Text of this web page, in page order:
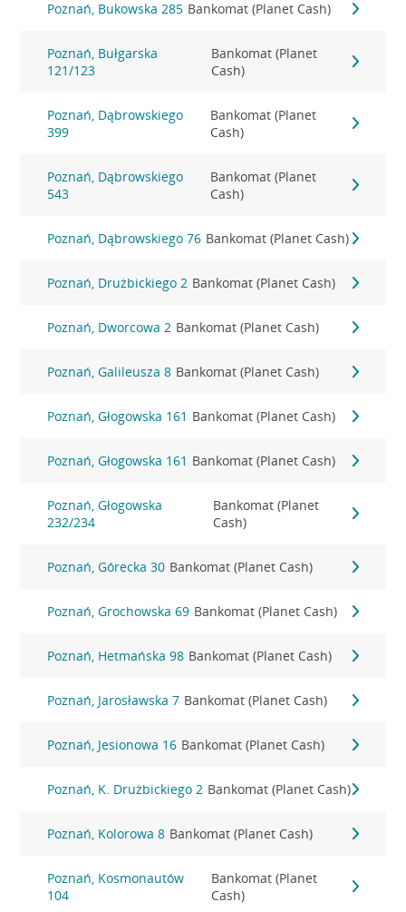
Poznań, Bukowska 285 Bankomat (Planet Cash)
Poznań, Bułgarska
121/123
Bankomat (Planet
Cash)
Poznań, Dąbrowskiego
399
Bankomat (Planet
Cash)
Poznań, Dąbrowskiego
543
Bankomat (Planet
Cash)
Poznań, Dąbrowskiego 76 Bankomat (Planet Cash)
Poznań, Drużbickiego 2 Bankomat (Planet Cash)
Poznań, Dworcowa 2 Bankomat (Planet Cash)
Poznań, Galileusza 8 Bankomat (Planet Cash)
Poznań, Głogowska 161 Bankomat (Planet Cash)
Poznań, Głogowska 161 Bankomat (Planet Cash)
Poznań, Głogowska
232/234
Bankomat (Planet
Cash)
Poznań, Górecka 30 Bankomat (Planet Cash)
Poznań, Grochowska 69 Bankomat (Planet Cash)
Poznań, Hetmańska 98 Bankomat (Planet Cash)
Poznań, Jarosławska 7 Bankomat (Planet Cash)
Poznań, Jesionowa 16 Bankomat (Planet Cash)
Poznań, K. Drużbickiego 2 Bankomat (Planet Cash)
Poznań, Kolorowa 8 Bankomat (Planet Cash)
Poznań, Kosmonautów
104
Bankomat (Planet
Cash)